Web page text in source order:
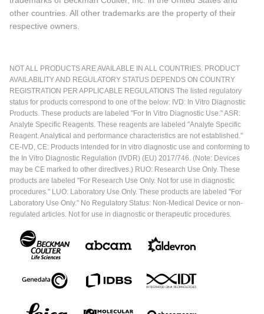
other countries. All other trademarks are the property of their
respective owners.
NOT ALL PRODUCTS ARE AVAILABLE IN ALL COUNTRIES. PRODUCT
AVAILABILITY AND REGULATORY STATUS DEPENDS ON COUNTRY
REGISTRATION PER APPLICABLE REGULATIONS The listed regulatory
status for products correspond to one of the below: IVD: In Vitro Diagnostic
Products. These products are labeled "For In Vitro Diagnostic Use." ASR:
Analyte Specific Reagents. These reagents are labeled "Analyte Specific
Reagent. Analytical and performance characteristics are not established."
CE-IVD, CE: Products intended for in vitro diagnostic use and conforming to
the In Vitro Diagnostic Regulation (IVDR) (EU) 2017/746. (Note: Devices
may be CE marked to other directives.) RUO: Research Use Only. These
products are labeled "For Research Use Only. Not for use in diagnostic
procedures." LUO: Laboratory Use Only. These products are labeled "For
Laboratory Use Only." No Regulatory Status: Non-Medical Device or non-
regulated articles. Not for use in diagnostic or therapeutic procedures.